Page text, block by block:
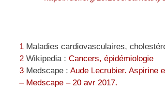
1 Maladies cardiovasculaires,
2 Wikipedia : Cancers, épidémiologie
3 Medscape : Aude Lecrubier. Aspirine
– Medscape – 20 avr 2017.